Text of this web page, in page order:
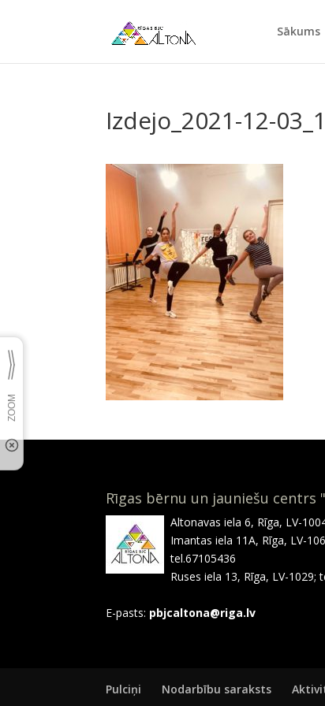
Sākums
Izdejo_2021-12-03_1
Rīgas bērnu un jauniešu centrs
Altonavas iela 6, Rīga, LV-
Imantas iela 11A, Rīga, LV-
tel.67105436
Ruses iela 13, Rīga, LV-1029;
E-pasts: pbjcaltona@riga.lv
Pulciņi Nodarbību saraksts